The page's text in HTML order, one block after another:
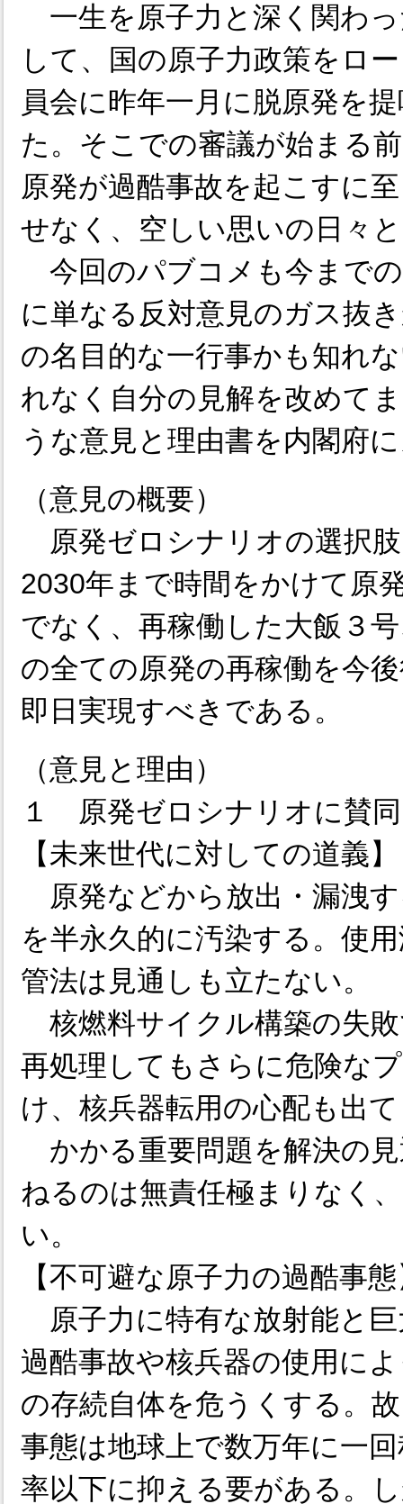
一生を原子力と深く関わ
して、国の原子力政策をロ
員会に昨年一月に脱原発を
た。そこでの審議が始まる
原発が過酷事故を起こすに
せなく、空しい思いの日々
今回のパブコメも今まで
に単なる反対意見のガス抜
の名目的な一行事かも知れ
れなく自分の見解を改めて
うな意見と理由書を内閣府
（意見の概要）
原発ゼロシナリオの選択
2030年まで時間をかけて原
でなく、再稼働した大飯３
の全ての原発の再稼働を今
即日実現すべきである。
（意見と理由）
１ 原発ゼロシナリオに賛
【未来世代に対しての道義】
原発などから放出・漏洩
を半永久的に汚染する。使
管法は見通しも立たない。
核燃料サイクル構築の失
再処理してもさらに危険な
け、核兵器転用の心配も出
かかる重要問題を解決の
ねるのは無責任極まりなく
い。
【不可避な原子力の過酷事
原子力に特有な放射能と
過酷事故や核兵器の使用に
の存続自体を危うくする。
事態は地球上で数万年に一
率以下に抑える要がある。